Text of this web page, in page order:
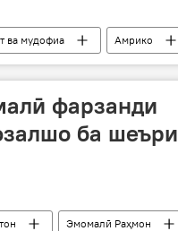
ва мудофиа
Амрико
Вазорати корҳои дохила
фарзанди
ба шеъри
Эмомалӣ Раҳмон